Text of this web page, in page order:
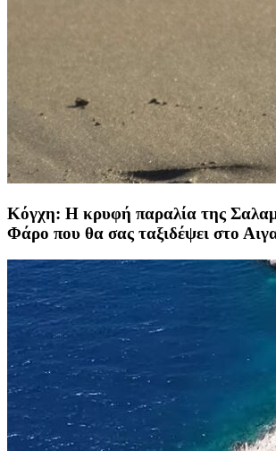
Κόγχη: Η κρυφή παραλία της
Φάρο που θα σας ταξιδέψει στο